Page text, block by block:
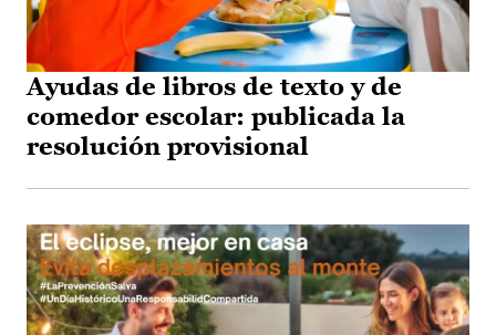
Ayudas de libros de texto y de
comedor escolar: publicada la
resolución provisional